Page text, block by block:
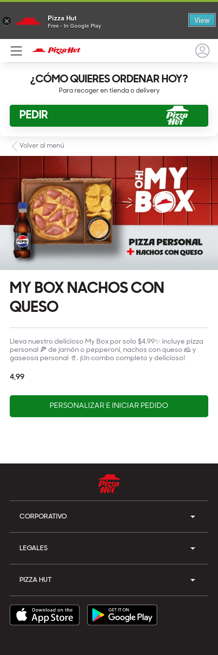
× Pizza Hut
Free - In Google Play
View
¿CÓMO QUIERES ORDENAR HOY?
Para recoger en tienda o delivery
PEDIR
Volver al menú
MY BOX NACHOS CON
QUESO
Lleva nuestro delicioso My Box por solo $4.99✨ incluye pizza
personal 🍕 de jamón o pepperoni, nachos con queso 🧀 y
gaseosa personal 🥤. ¡Un combo completo y delicioso!
4,99
PERSONALIZAR E INICIAR PEDIDO
CORPORATIVO
LEGALES
PIZZA HUT